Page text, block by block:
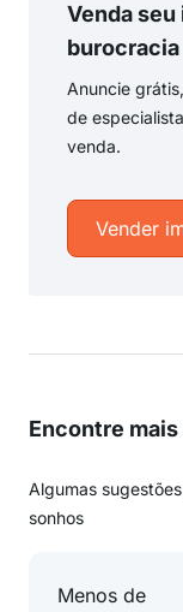
Venda
burocracia
Anuncie
de
venda.
Vender
Encontre
Algumas
sonhos
Menos de